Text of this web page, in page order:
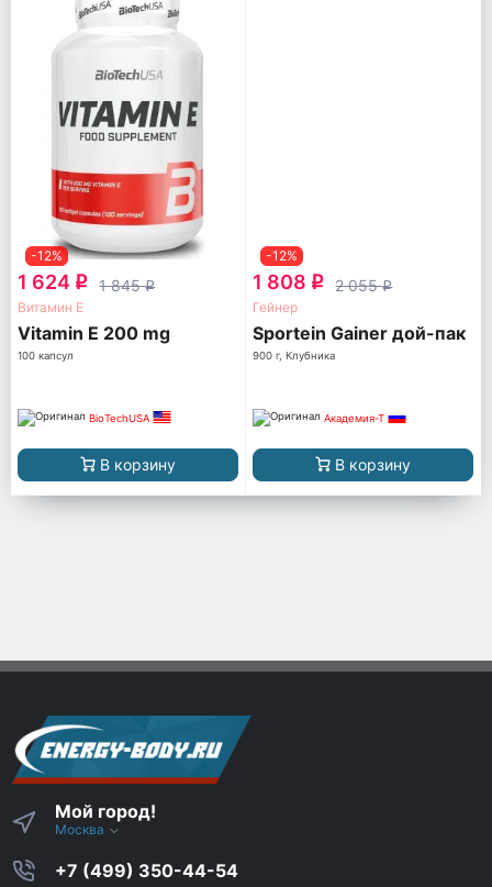
-12%
1 624 q 1 845q
Витамин Е
Vitamin E 200 mg
100 капсул
BioTechUSA
В корзину
-12%
1 808 q 2 055q
Гейнер
Sportein Gainer дой-пак
900 г, Клубника
Академия-Т
В корзину
Мой город!
Москва
+7 (499) 350-44-54